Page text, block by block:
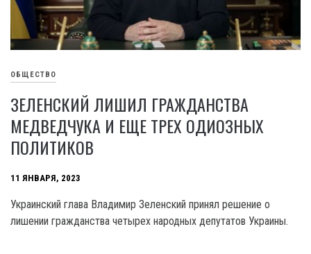
ОБЩЕСТВО
ЗЕЛЕНСКИЙ ЛИШИЛ ГРАЖДАНСТВА
МЕДВЕДЧУКА И ЕЩЕ ТРЕХ ОДИОЗНЫХ
ПОЛИТИКОВ
11 ЯНВАРЯ, 2023
Украинский глава Владимир Зеленский принял решение о
лишении гражданства четырех народных депутатов Украины.